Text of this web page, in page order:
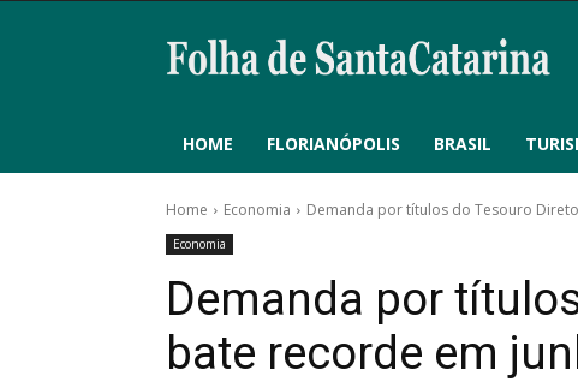
HOME FLORIANÓPOLIS BRASIL
Home Economia Demanda por títulos do Tesouro
Economia
Demanda por
bate recorde em